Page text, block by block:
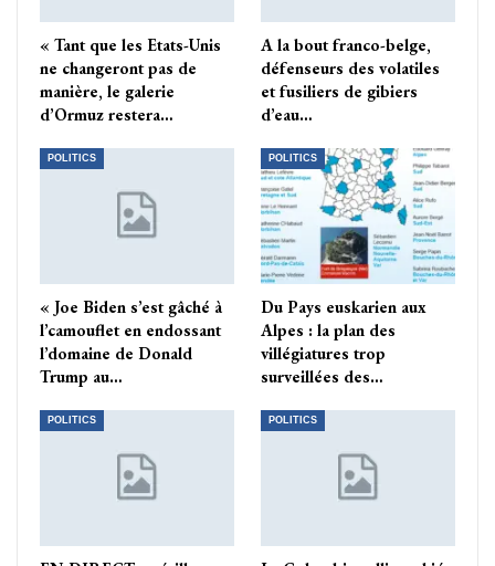
« Tant que les Etats-Unis
ne changeront pas de
manière, le galerie
d’Ormuz restera…
A la bout franco-belge,
défenseurs des volatiles
et fusiliers de gibiers
d’eau…
POLITICS
« Joe Biden s’est gâché à
l’camouflet en endossant
l’domaine de Donald
Trump au…
POLITICS
Du Pays euskarien aux
Alpes : la plan des
villégiatures trop
surveillées des…
POLITICS POLITICS